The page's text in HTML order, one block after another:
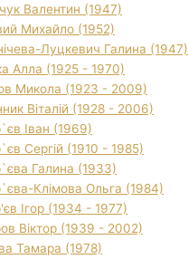
Валентин (1947)
Михайло (1952)
Луцкевич Галина (1947)
Алла (1925 - 1970)
Микола (1923 - 2009)
Віталій (1928 - 2006)
Іван (1969)
Сергій (1910 - 1985)
Галина (1933)
Клімова Ольга (1984)
Ігор (1934 - 1977)
Віктор (1939 - 2002)
Тамара (1978)